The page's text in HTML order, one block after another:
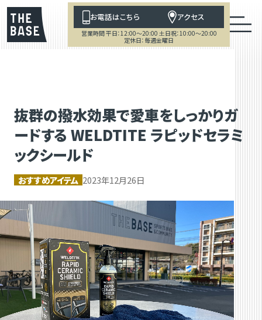
お電話はこちら アクセス
営業時間 平日：12:00～20:00 土日祝：10:00～20:00
定休日：毎週金曜日
抜群の撥水効果で愛車をしっかりガ
ードする WELDTITE ラピッドセラミ
ックシールド
おすすめアイテム 2023年12月26日